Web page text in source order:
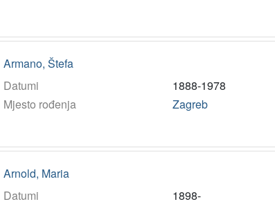
Armano, Štefa
Datumi
1888-1978
Mjesto rođenja
Zagreb
Arnold, Maria
Datumi
1898-